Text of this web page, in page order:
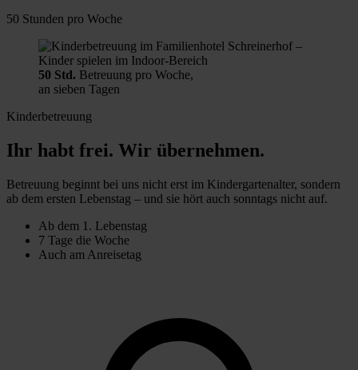
50 Stunden pro Woche
50 Std. Betreuung pro Woche,
an sieben Tagen
Kinderbetreuung
Ihr habt frei. Wir übernehmen.
Betreuung beginnt bei uns nicht erst im Kindergartenalter, sondern
ab dem ersten Lebenstag – und sie hört auch sonntags nicht auf.
Ab dem 1. Lebenstag
7 Tage die Woche
Auch am Anreisetag